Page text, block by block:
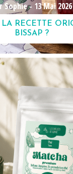
Sophie -13 Mai 2026
RECETTE
BISSAP ?